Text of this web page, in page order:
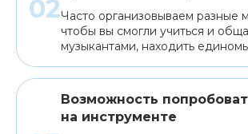
Часто организовываем разные
чтобы вы смогли учиться и
музыкантами, находить
Возможность
на инструменте